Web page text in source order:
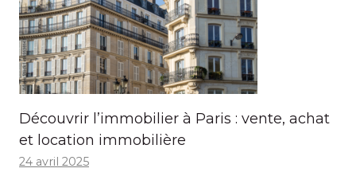
Découvrir l’immobilier à Paris : vente, achat
et location immobilière
24 avril 2025